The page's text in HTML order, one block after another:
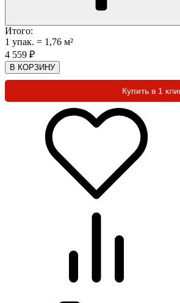
Итого:
1 упак. = 1,76 м²
4 559 ₽
В КОРЗИНУ
Купить в 1